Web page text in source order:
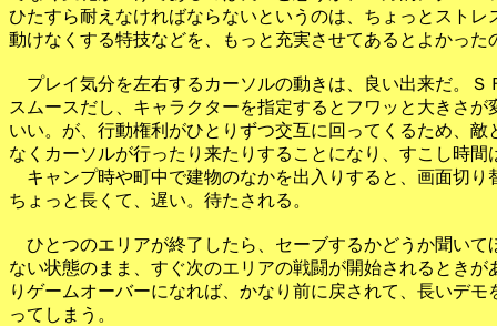
ひたすら耐えなければならないというのは、ちょっとストレ
動けなくする特技などを、もっと充実させてあるとよかった
プレイ気分を左右するカーソルの動きは、良い出来だ。Ｓ
スムースだし、キャラクターを指定するとフワッと大きさが
いい。が、行動権利がひとりずつ交互に回ってくるため、敵
なくカーソルが行ったり来たりすることになり、すこし時間
キャンプ時や町中で建物のなかを出入りすると、画面切り
ちょっと長くて、遅い。待たされる。
ひとつのエリアが終了したら、セーブするかどうか聞いて
ない状態のまま、すぐ次のエリアの戦闘が開始されるときが
りゲームオーバーになれば、かなり前に戻されて、長いデモ
ってしまう。